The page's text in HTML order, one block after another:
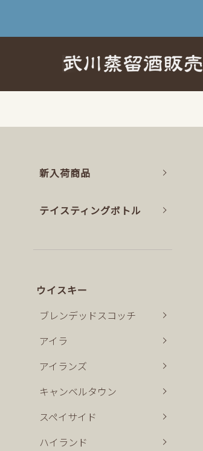
新入荷商品
テイスティングボトル
ウイスキー
ブレンデッドスコッチ
アイラ
アイランズ
キャンベルタウン
スペイサイド
ハイランド